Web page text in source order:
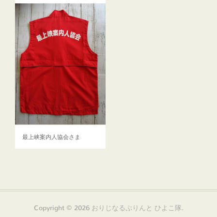
最上峡案内人協会さま
Copyright © 2026 おりじなるぷりんと ひよこ隊.